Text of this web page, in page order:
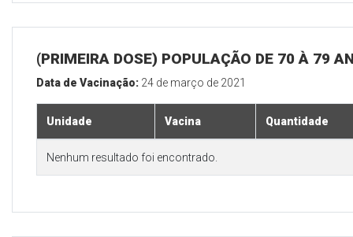
(PRIMEIRA DOSE) POPULAÇÃO DE 70 À 79
Data de Vacinação: 24 de março de 2021
Unidade Vacina Quantidade
Nenhum resultado foi encontrado.